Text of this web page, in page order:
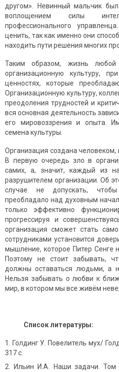
другом». Невинный мальчик
воплощением силы
профессионального
ценить, так как именно они
находить пути решения многих
Таким образом, жизнь любой
организационную культуру,
ценностях, которые
Организационную культуру,
преодоления трудностей и
вся основная деятельность
его мировоззрения и опыта.
семена культуры.
Организация создана человеком,
В первую очередь зло в
самих, а, значит, каждый из
разрушителем организации. Об
случае не допускать, чтобы
преобладало над духовным
только эффективно
прогрессируя и
организация сможет стать
сотрудниками установится
мышление, которое Питер Сенге
Поэтому не стоит забывать,
должны оставаться людьми, а
Нельзя забывать о любви к
мир, в котором мы все живём
Список литературы:
Голдинг У. Повелитель мух/
317 с.
Ильин И.А. Наши задачи.